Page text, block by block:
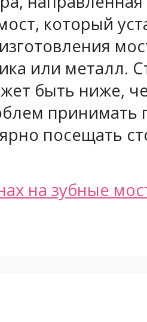
который
или металл.
быть ниже,
принимать
посещать
на зубные